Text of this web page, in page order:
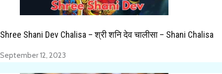
Shree Shani Dev Chalisa – श्री शनि देव चालीसा – Shani Chalisa
September 12, 2023